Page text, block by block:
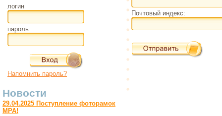
логин
пароль
Напомнить пароль?
Новости
29.04.2025 Поступление фоторамок
МРА!
Почтовый индекс: